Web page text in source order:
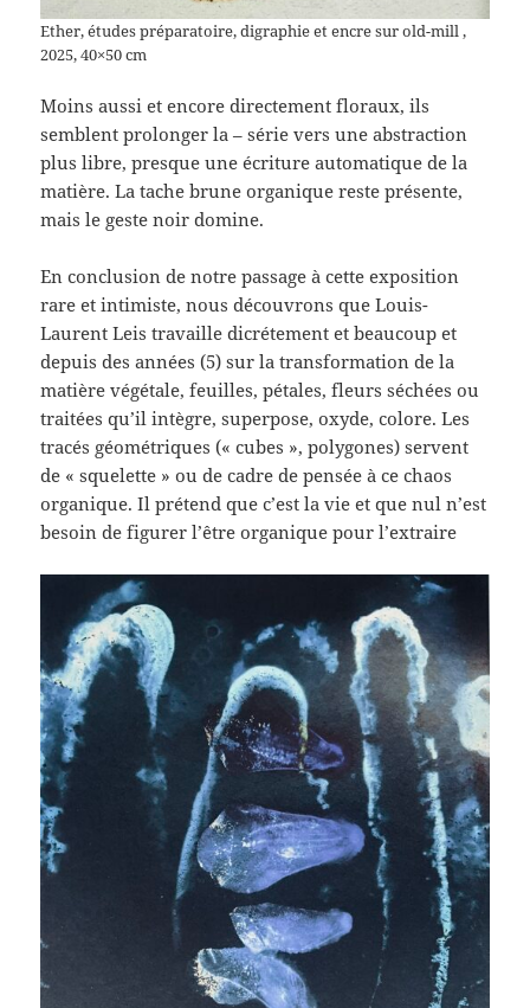
Ether, études préparatoire, digraphie et encre sur old-mill ,
2025, 40×50 cm
Moins aussi et encore directement floraux, ils
semblent prolonger la – série vers une abstraction
plus libre, presque une écriture automatique de la
matière. La tache brune organique reste présente,
mais le geste noir domine.
En conclusion de notre passage à cette exposition
rare et intimiste, nous découvrons que Louis-
Laurent Leis travaille dicrétement et beaucoup et
depuis des années (5) sur la transformation de la
matière végétale, feuilles, pétales, fleurs séchées ou
traitées qu’il intègre, superpose, oxyde, colore. Les
tracés géométriques (« cubes », polygones) servent
de « squelette » ou de cadre de pensée à ce chaos
organique. Il prétend que c’est la vie et que nul n’est
besoin de figurer l’être organique pour l’extraire